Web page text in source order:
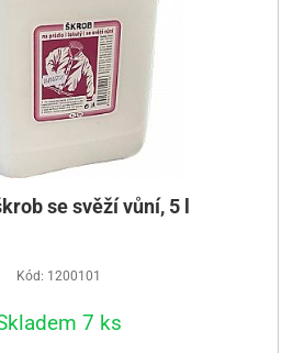
se svěží vůní, 5 l
Kód: 1200101
7 ks